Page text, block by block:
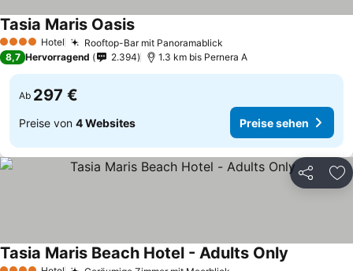
4 Sterne Hotel Rooftop-Bar mit Panoramablick
Tasia Maris Oasis
8,7 Hervorragend 2.394 1.3 km bis Pernera A
Ab 297 €
Preise von 4 Websites Preise sehen
Teilen
Tasia Maris Beach Hotel - Adults Only